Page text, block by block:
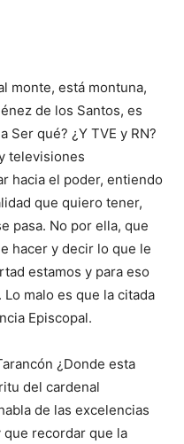
monte, está montuna,
de los Santos, es
Ser qué? ¿Y TVE y RN?
televisiones
hacia el poder, entiendo
que quiero tener,
pasa. No por ella, que
hacer y decir lo que le
estamos y para eso
malo es que la citada
Episcopal.
¿Donde esta
del cardenal
de las excelencias
que recordar que la